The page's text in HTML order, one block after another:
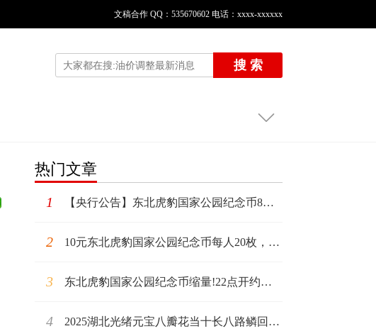
文稿合作 QQ：535670602 电话：xxxx-xxxxxx
搜 索
热门文章
1 【央行公告】东北虎豹国家公园纪念币8月27日预约!发行量仅6000万枚!22:00开约!
2 10元东北虎豹国家公园纪念币每人20枚，3次预约机会，入口更新!
3 东北虎豹国家公园纪念币缩量!22点开约，每人120枚!预约流程公布!
4 2025湖北光绪元宝八瓣花当十长八路鳞回收价格 值得收藏吗